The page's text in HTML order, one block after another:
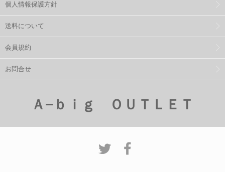
個人情報保護方針
送料について
会員規約
お問合せ
Ａ−ｂｉｇ ＯＵＴＬＥＴ